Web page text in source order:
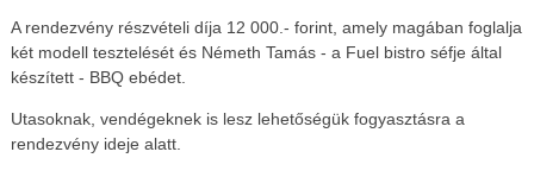
A rendezvény részvételi díja 12 000.- forint, amely magában foglalja
két modell tesztelését és Németh Tamás - a Fuel bistro séfje által
készített - BBQ ebédet.
Utasoknak, vendégeknek is lesz lehetőségük fogyasztásra a
rendezvény ideje alatt.